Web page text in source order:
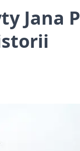
Jana